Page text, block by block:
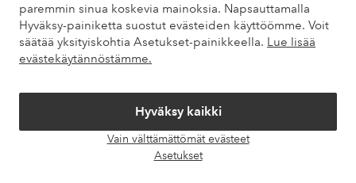
paremmin sinua koskevia mainoksia. Napsauttamalla
Hyväksy-painiketta suostut evästeiden käyttöömme. Voit
säätää yksityiskohtia Asetukset-painikkeella. Lue lisää
evästekäytännöstämme.
Hyväksy kaikki
Vain välttämättömät evästeet
Asetukset
Suodata
GridFeed
Ensiostoksesi? Saat kalleimmasta tuotteesta –
innoitusta – suoraan postilaatikkoosi.